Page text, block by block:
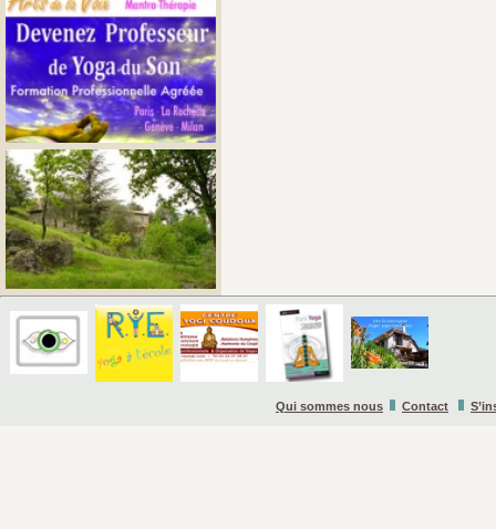
Qui sommes nous Contact